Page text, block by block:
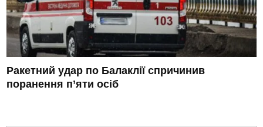
Ракетний удар по Балаклії спричинив
поранення п’яти осіб